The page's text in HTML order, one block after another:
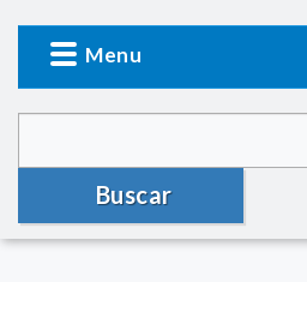
Menu
Buscar